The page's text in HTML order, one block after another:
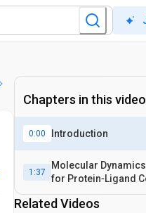
Chapters in this video
0:00 Introduction
1:37
Molecular
for Protein‐Ligand
Related Videos